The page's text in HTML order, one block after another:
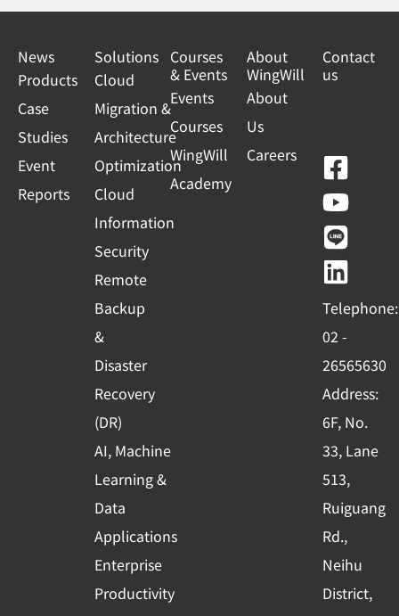
News
Products
Case
Studies
Event
Reports
Solutions
Cloud
Migration &
Architecture
Optimization
Cloud
Information
Security
Remote
Backup
&
Disaster
Recovery
(DR)
AI, Machine
Learning &
Data
Applications
Enterprise
Productivity
Courses
& Events
Events
Courses
WingWill
Academy
About
WingWill
About
Us
Careers
Contact
us
F
a
c
e
b
o
o
k
-
s
q
u
a
r
e
Y
o
u
t
u
b
e
L
i
n
e
L
i
n
k
e
d
i
n
Telephone:
02 -
26565630
Address:
6F, No.
33, Lane
513,
Ruiguang
Rd.,
Neihu
District,